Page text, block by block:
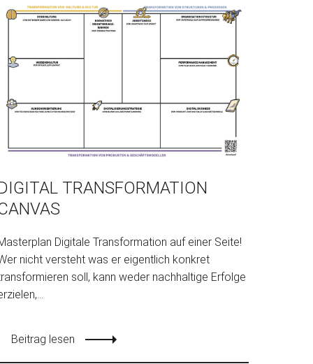
TRANSFORMATION
Digitale Transformation auf einer Seite!
nicht versteht was er eigentlich konkret
soll, kann weder nachhaltige Erfolge
Beitrag lesen